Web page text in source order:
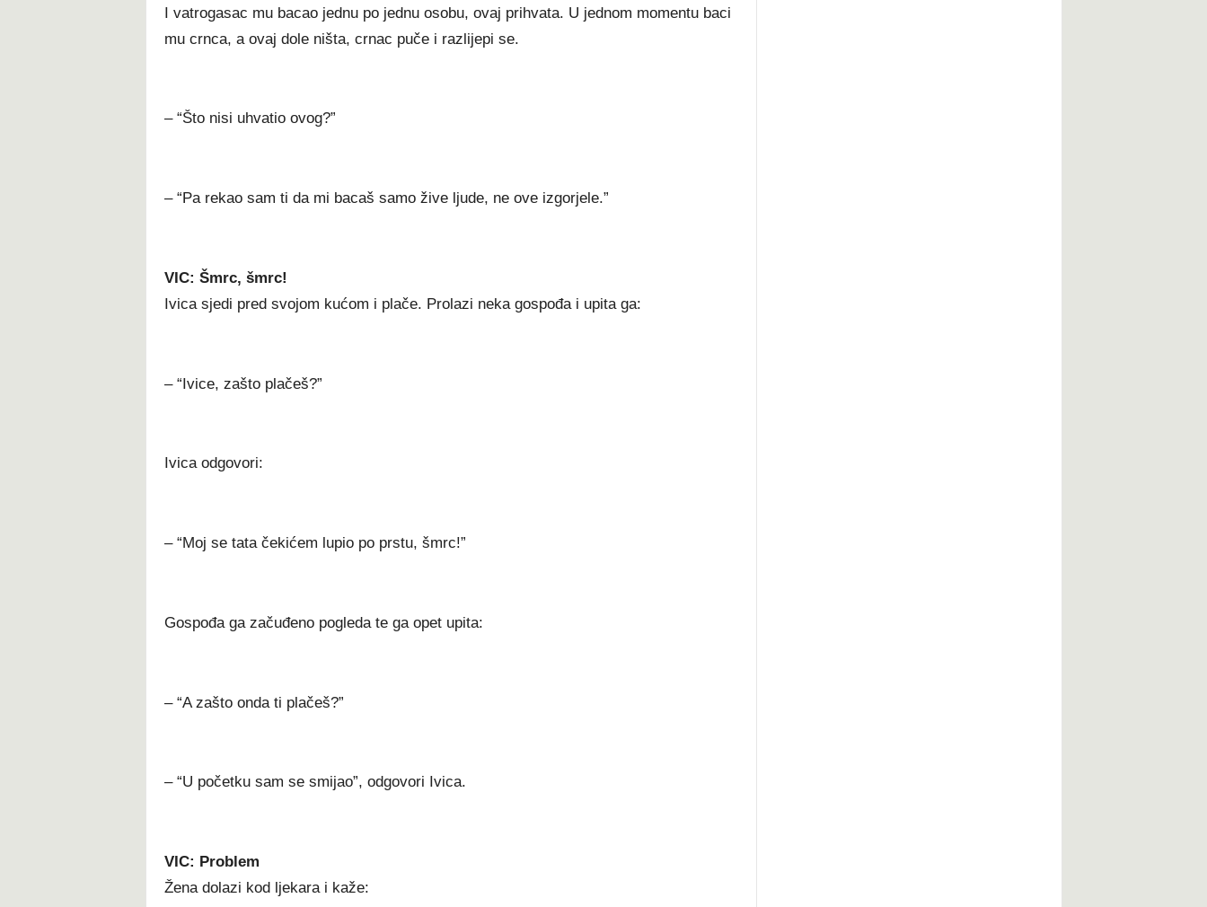
I vatrogasac mu bacao jednu po jednu osobu, ovaj prihvata. U jednom momentu baci
mu crnca, a ovaj dole ništa, crnac puče i razlijepi se.
– “Što nisi uhvatio ovog?”
– “Pa rekao sam ti da mi bacaš samo žive ljude, ne ove izgorjele.”
VIC: Šmrc, šmrc!
Ivica sjedi pred svojom kućom i plače. Prolazi neka gospođa i upita ga:
– “Ivice, zašto plačeš?”
Ivica odgovori:
– “Moj se tata čekićem lupio po prstu, šmrc!”
Gospođa ga začuđeno pogleda te ga opet upita:
– “A zašto onda ti plačeš?”
– “U početku sam se smijao”, odgovori Ivica.
VIC: Problem
Žena dolazi kod ljekara i kaže: